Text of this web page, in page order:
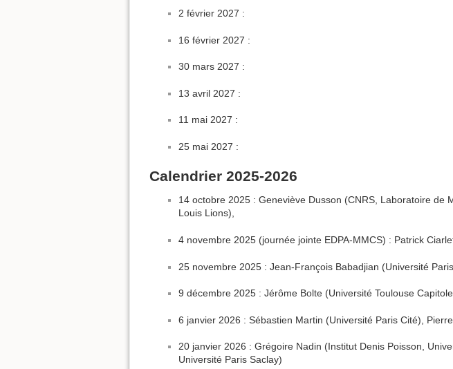
2 février 2027 :
16 février 2027 :
30 mars 2027 :
13 avril 2027 :
11 mai 2027 :
25 mai 2027 :
Calendrier 2025-2026
14 octobre 2025 : Geneviève Dusson (CNRS, Laboratoire de
Louis Lions),
4 novembre 2025 (journée jointe EDPA-MMCS) : Patrick
25 novembre 2025 : Jean-François Babadjian (Université Paris
9 décembre 2025 : Jérôme Bolte (Université Toulouse
6 janvier 2026 : Sébastien Martin (Université Paris Cité),
20 janvier 2026 : Grégoire Nadin (Institut Denis Poisson,
Université Paris Saclay)